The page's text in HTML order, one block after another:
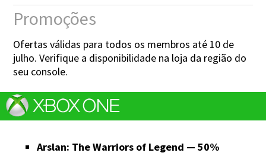
Promoções
Ofertas válidas para todos os membros até 10 de
julho. Verifique a disponibilidade na loja da região do
seu console.
Arslan: The Warriors of Legend — 50%